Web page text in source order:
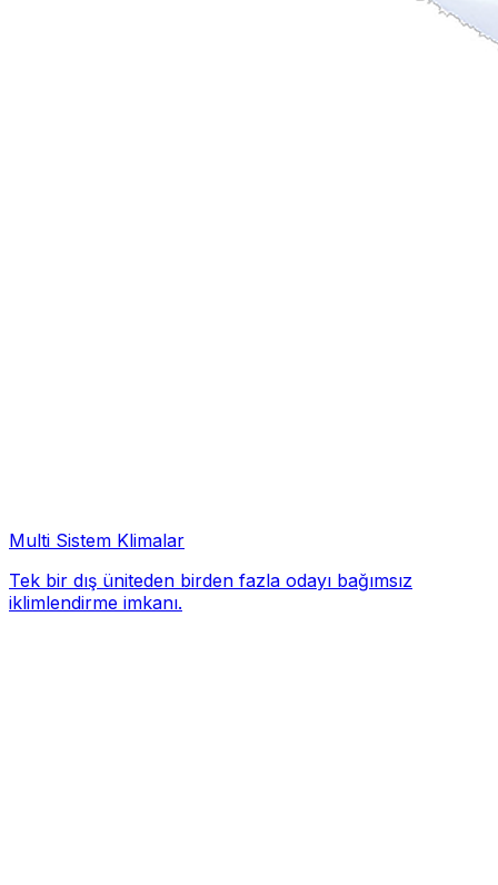
Multi Sistem Klimalar
Tek bir dış üniteden birden fazla odayı bağımsız
iklimlendirme imkanı.